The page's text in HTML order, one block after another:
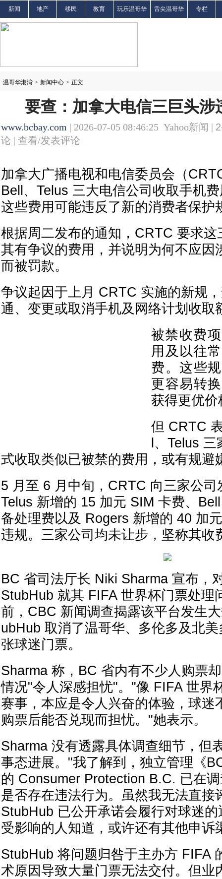
新闻 地产 移民 教育 玩乐温哥华 舌尖温哥华 专栏
温哥华港湾 > 新闻中心 > 正文
要查：加拿大电信三巨头涉
www.bcbay.com | 2026-07-05 08:46:25 Yahoo新闻 | 2
论 | 查看/发表评论
加拿大广播电视和电信委员会（
Bell、Telus 三大电信公司收取手机
这些费用可能违反了新的消费者保护
根据周二发布的通知，CRTC 要求这
其有争议的费用，并说明为何不应因
而被罚款。
争议起因于上月 CRTC 实施的新规
通、变更或取消手机及网络计划收取
被禁收费
用及以往
费。这些
更容易转
获得更优价
但 CRTC
l、Telus
式收取类似已被禁的费用，或有规避
5 月至 6 月中旬，CRTC 向三家公司
Telus 新增的 15 加元 SIM 卡费、
备处理费以及 Rogers 新增的 40 加
违规。三家公司均未让步，坚称其收
BC 省司法厅长 Niki Sharma 宣布，
StubHub 就其 FIFA 世界杯门票处理
前，CBC 新闻调查揭露该平台发生
ubHub 取消了温哥华、多伦多及北
张球迷门票。
Sharma 称，BC 省内有不少人购票
情况"令人深感担忧"。"像 FIFA 世界
赛事，本应是令人兴奋的体验，球迷
购票后能否兑现而担忧。"她表示。
Sharma 没有透露具体调查细节，但
事态进展。"我了解到，独立管理《
的 Consumer Protection B.C. 已在
是否存在违法行为。虽然我无法直接
StubHub 已公开承诺会履行对球迷
受影响的人知道，或许还有其他申诉
StubHub 将问题归咎于主办方 FIFA
术原因导致大量门票无法交付。但业